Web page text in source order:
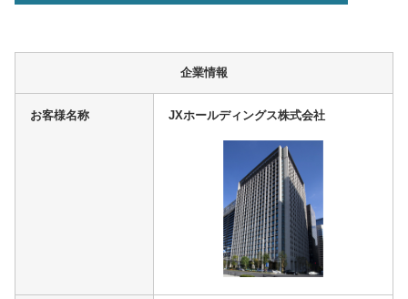
企業情報
お客様名称 JXホールディングス株式会社